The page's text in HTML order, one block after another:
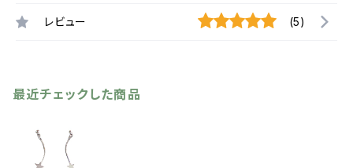
レビュー (5)
最近チェックした商品